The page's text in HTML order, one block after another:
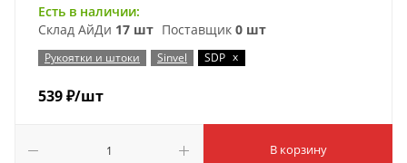
Есть в наличии:
Склад АйДи 17 шт Поставщик 0 шт
Рукоятки и штоки Sinvel SDP x
539₽/шт
В корзину